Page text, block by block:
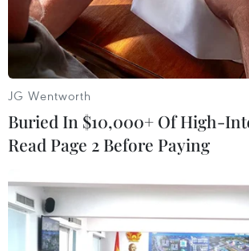
Thiên tai bão lũ
Mưa lớn gây ngập lụt, chia cắt
Nghệ An
Tuyên Quang khẩn trương khắc
Cảnh báo mưa cường độ lớn trên
Bắc Bộ, Thanh Hóa và Nghệ An
JG Wentworth
Buried In $10,000+ Of High-
Read Page 2 Before Paying